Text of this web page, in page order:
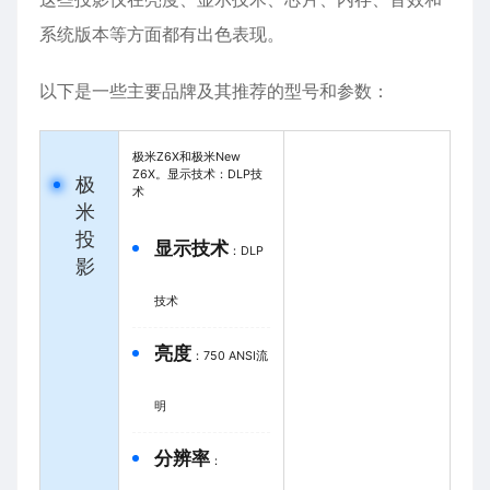
系统版本等方面都有出色表现。
以下是一些主要品牌及其推荐的型号和参数：
极
米
投
影
极米Z6X和极米New
Z6X。显示技术：DLP技
术
显示技术 ：DLP
技术
亮度 ：750 ANSI流
明
分辨率 ：